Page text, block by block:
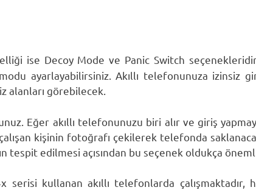
ise Decoy Mode ve Panic Switch
ayarlayabilirsiniz. Akıllı telefonunuza izinsiz
alanları görebilecek.
Eğer akıllı telefonunuzu biri alır ve giriş
kişinin fotoğrafı çekilerek telefonda
tespit edilmesi açısından bu seçenek oldukça
serisi kullanan akıllı telefonlarda çalışmaktadır,